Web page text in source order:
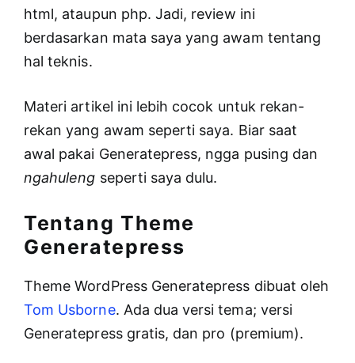
html, ataupun php. Jadi, review ini
berdasarkan mata saya yang awam tentang
hal teknis.
Materi artikel ini lebih cocok untuk rekan-
rekan yang awam seperti saya. Biar saat
awal pakai Generatepress, ngga pusing dan
ngahuleng seperti saya dulu.
Tentang Theme
Generatepress
Theme WordPress Generatepress dibuat oleh
Tom Usborne. Ada dua versi tema; versi
Generatepress gratis, dan pro (premium).